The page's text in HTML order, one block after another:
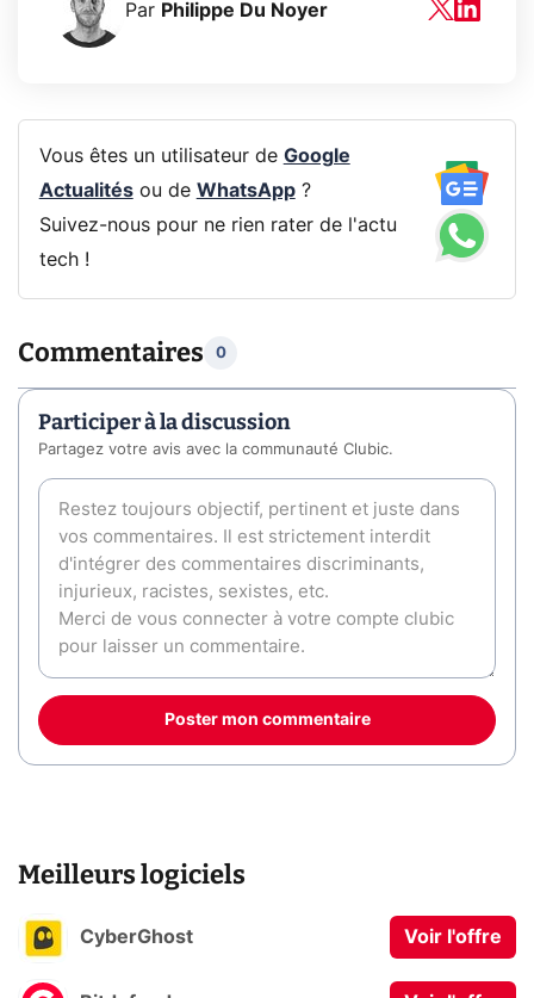
Par Philippe Du Noyer
Vous êtes un utilisateur de Google
Actualitésou de WhatsApp?
Suivez-nous pour ne rien rater de l'actu
tech !
Commentaires 0
Participer à la discussion
Partagez votre avis avec la communauté Clubic.
Poster mon commentaire
Meilleurs logiciels
CyberGhost Voir l'offre